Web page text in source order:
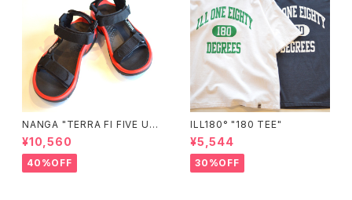
NANGA "TERRA FI FIVE UNI
VERSAL"
¥10,560
40%OFF
ILL180° "180 TEE"
¥5,544
30%OFF